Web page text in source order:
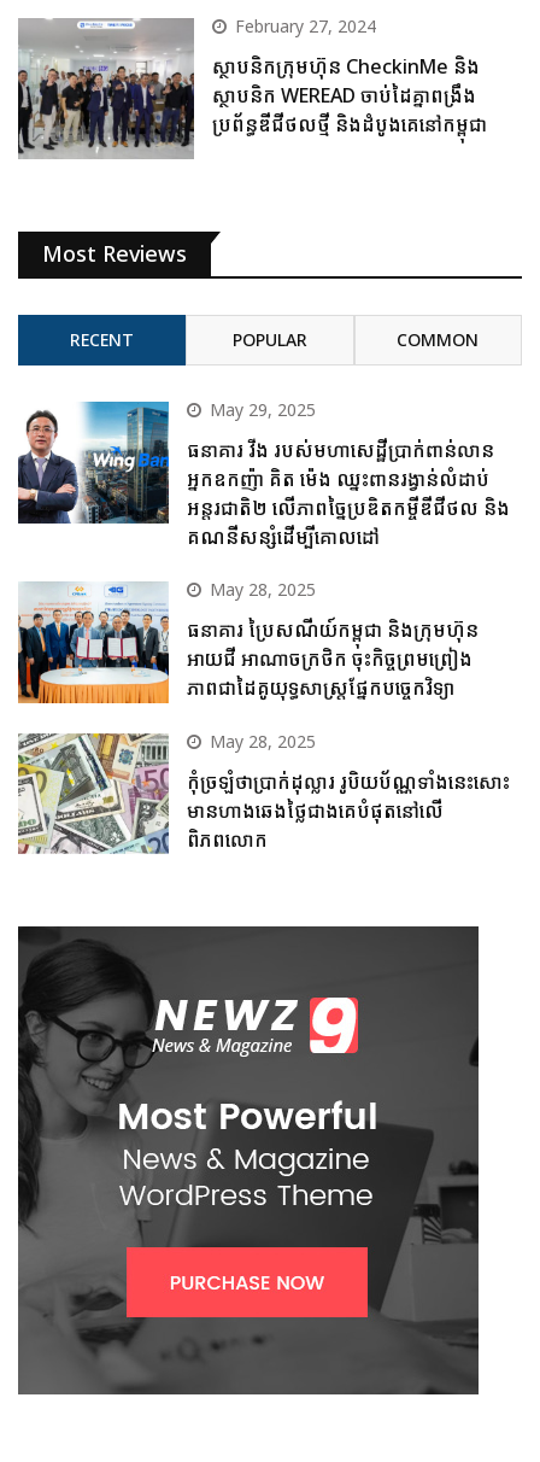
February 27, 2024
ស្ថាបនិកក្រុមហ៊ុន CheckinMe និង
ស្ថាបនិក WEREAD ចាប់ដៃគ្នាពង្រឹង
ប្រព័ន្ធឌីជីថលថ្មី និងដំបូងគេនៅកម្ពុជា
Most Reviews
RECENT POPULAR COMMON
May 29, 2025
ធនាគារ វីង របស់មហាសេដ្ឋីប្រាក់ពាន់លាន
អ្នកឧកញ៉ា គិត ម៉េង ឈ្នះពានរង្វាន់លំដាប់
អន្តរជាតិ២ លើភាពច្នៃប្រឌិតកម្ចីឌីជីថល និង
គណនីសន្សំដើម្បីគោលដៅ
May 28, 2025
ធនាគារ ប្រៃសណីយ៍កម្ពុជា និងក្រុមហ៊ុន
អាយជី អាណាចក្រថិក ចុះកិច្ចព្រមព្រៀង
ភាពជាដៃគូយុទ្ធសាស្ត្រផ្នែកបច្ចេកវិទ្យា
May 28, 2025
កុំច្រឡំថាប្រាក់ដុល្លារ រូបិយប័ណ្ណទាំងនេះសោះ
មានហាងឆេងថ្លៃជាងគេបំផុតនៅលើ
ពិភពលោក